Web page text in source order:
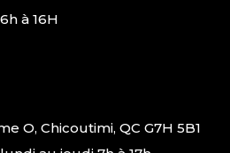
à 16H
O, Chicoutimi, QC G7H 5B1